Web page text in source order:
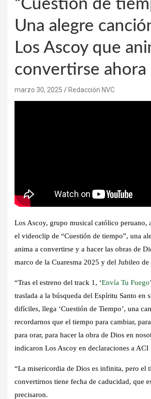
“Cuestión de
Una alegre
Los Ascoy que
convertirse ahora
marzo 30, 2025 Redacción NVC
Los Ascoy, grupo musical católico peruano,
el videoclip de “Cuestión de tiempo”, una
anima a convertirse y a hacer las obras de
marco de la Cuaresma 2025 y del Jubileo de
“Tras el estreno del track 1, ‘Envía Tu Fuego
traslada a la búsqueda del Espíritu Santo en
difíciles, llega ‘Cuestión de Tiempo’, una
recordarnos que el tiempo para cambiar,
para orar, para hacer la obra de Dios en
indicaron Los Ascoy en declaraciones a ACI
“La misericordia de Dios es infinita, pero el
convertirnos tiene fecha de caducidad, que
precisaron.